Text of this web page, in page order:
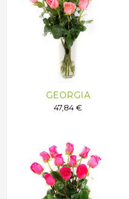
GEORGIA
47,84 €